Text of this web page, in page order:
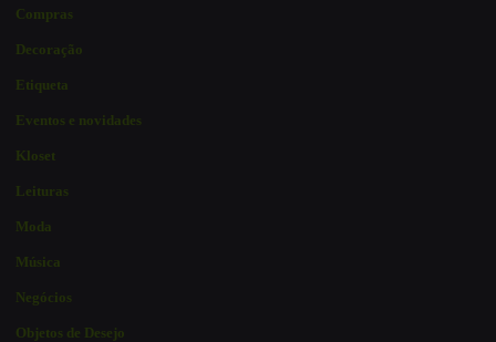
Compras
Decoração
Etiqueta
Eventos e novidades
Kloset
Leituras
Moda
Música
Negócios
Objetos de Desejo